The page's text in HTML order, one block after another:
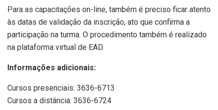
Para as capacitações on-line, também é preciso ficar atento
às datas de validação da inscrição, ato que confirma a
participação na turma. O procedimento também é realizado
na plataforma virtual de EAD.
Informações adicionais:
Cursos presenciais: 3636-6713
Cursos a distância: 3636-6724